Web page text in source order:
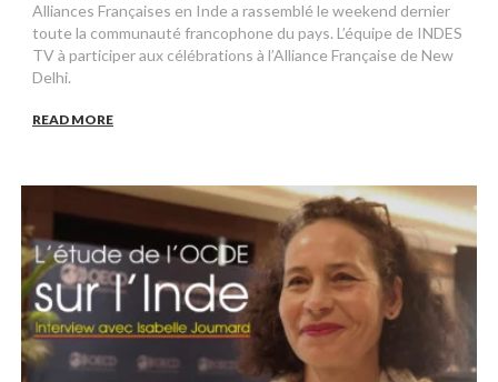
Alliances Françaises en Inde a rassemblé le weekend dernier
toute la communauté francophone du pays. L’équipe de INDES
TV à participer aux célébrations à l’Alliance Française de New
Delhi.
READ MORE